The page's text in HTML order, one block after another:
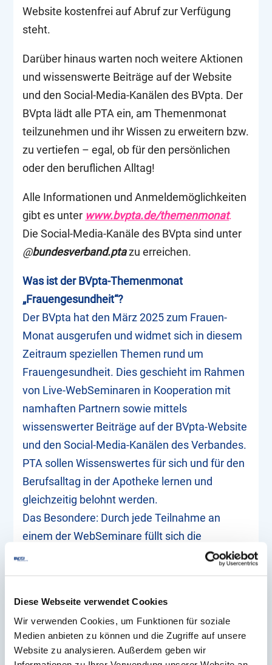
Diese Webseite verwendet Cookies
Wir verwenden Cookies, um Funktionen für soziale
Medien anbieten zu können und die Zugriffe auf unsere
Website zu analysieren. Außerdem geben wir
Website kostenfrei auf Abruf zur Verfügung
steht.
Darüber hinaus warten noch weitere Aktionen
und wissenswerte Beiträge auf der Website
und den Social-Media-Kanälen des BVpta. Der
BVpta lädt alle PTA ein, am Themenmonat
teilzunehmen und ihr Wissen zu erweitern bzw.
zu vertiefen – egal, ob für den persönlichen
oder den beruflichen Alltag!
Alle Informationen und Anmeldemöglichkeiten
gibt es unter www.bvpta.de/themenmonat.
Die Social-Media-Kanäle des BVpta sind unter
@bundesverband.ptazu erreichen.
Was ist der BVpta-Themenmonat
„Frauengesundheit“?
Der BVpta hat den März 2025 zum Frauen-
Monat ausgerufen und widmet sich in diesem
Zeitraum speziellen Themen rund um
Frauengesundheit. Dies geschieht im Rahmen
von Live-WebSeminaren in Kooperation mit
namhaften Partnern sowie mittels
wissenswerter Beiträge auf der BVpta-Website
und den Social-Media-Kanälen des Verbandes.
PTA sollen Wissenswertes für sich und für den
Berufsalltag in der Apotheke lernen und
gleichzeitig belohnt werden.
Das Besondere: Durch jede Teilnahme an
einem der WebSeminare füllt sich die
persönliche Goodie-Bag, die nach Abschluss
Fortbildung auch Bildungspunkte zum
Sammeln. Die Teilnahme lohnt sich also gleich
mehrfach!